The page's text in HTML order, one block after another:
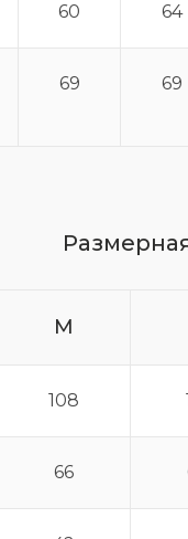
60 64
69 69
M
108
66